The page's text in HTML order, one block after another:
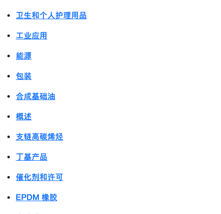
卫生和个人护理用品
工业应用
能源
包装
合成基础油
概述
支链高碳烯烃
丁基产品
催化剂和许可
EPDM 橡胶